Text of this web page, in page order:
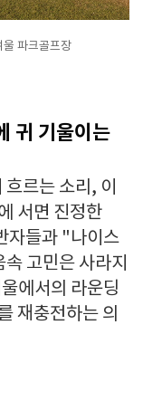
파크골프장
귀 기울이는
르는 소리, 이
서면 진정한
자들과 "나이스
고민은 사라지
에서의 라운딩
재충전하는 의